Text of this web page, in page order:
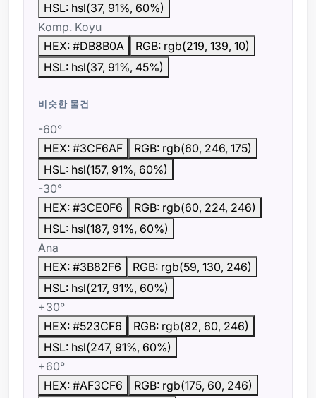
HSL: hsl(37, 91%, 60%)
Komp. Koyu
HEX: #DB8B0A
RGB: rgb(219, 139, 10)
HSL: hsl(37, 91%, 45%)
비슷한 물건
-60°
HEX: #3CF6AF
RGB: rgb(60, 246, 175)
HSL: hsl(157, 91%, 60%)
-30°
HEX: #3CE0F6
RGB: rgb(60, 224, 246)
HSL: hsl(187, 91%, 60%)
Ana
HEX: #3B82F6
RGB: rgb(59, 130, 246)
HSL: hsl(217, 91%, 60%)
+30°
HEX: #523CF6
RGB: rgb(82, 60, 246)
HSL: hsl(247, 91%, 60%)
+60°
HEX: #AF3CF6
RGB: rgb(175, 60, 246)